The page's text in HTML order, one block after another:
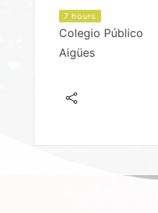
7 hours
Colegio Público
Aigües